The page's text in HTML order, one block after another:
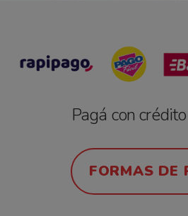
Pagá con
FORMAS DE